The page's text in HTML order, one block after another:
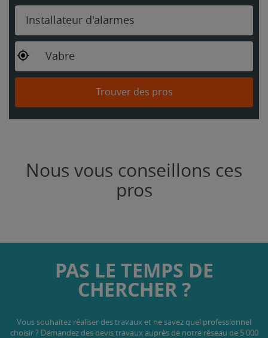
Installateur d'alarmes
Vabre
Trouver des pros
Nous vous conseillons ces
pros
PAS LE TEMPS DE
CHERCHER ?
Vous souhaitez réaliser des travaux et ne savez quel professionnel
choisir ? Demandez des devis travaux auprès de notre réseau de 5 000